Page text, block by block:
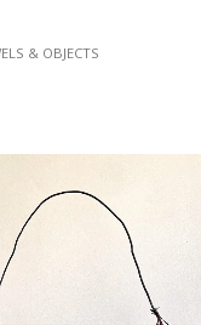
& OBJECTS